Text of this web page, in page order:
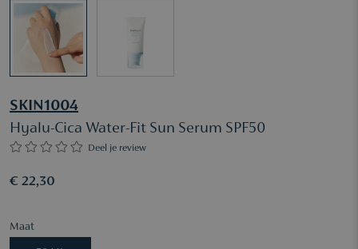
SKIN1004
Hyalu-Cica Water-Fit Sun Serum SPF50
Deel je review
€ 22,30
Maat